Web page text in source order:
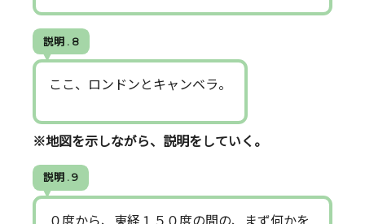
説明 . 8
ここ、ロンドンとキャンベラ。
※地図を示しながら、説明をしていく。
説明 . 9